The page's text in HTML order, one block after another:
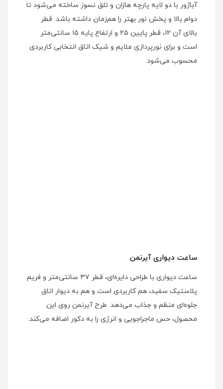
آباژور با دو لایه پارچه هازان و تلق نسوز ساخته می‌شود تا
دوام بالا و پخش نور بهتر را هم‌زمان داشته باشد. قطر
بالای آن ۱۲، قطر پایین ۲۵ و ارتفاع پایه ۱۵ سانتی‌متر
است و برای نورپردازی ملایم و شیک اتاق انتخابی کاربردی
محسوب می‌شود.
ساعت دیواری آیرنمن
ساعت دیواری با طراحی دایره‌ای، قطر ۳۷ سانتی‌متر و فریم
پلاستیک سفید، هم کاربردی است و هم به دیوار اتاق
جلوه‌ای منظم و جذاب می‌دهد. طرح آیرنمن روی این
محصول، حس ماجراجویی و انرژی را به دکور اضافه می‌کند.